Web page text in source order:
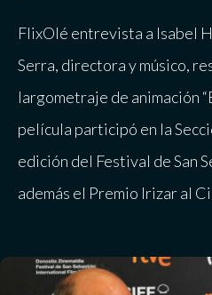
FlixOlé entrevista a Isabel
Serra, directora y músico,
largometraje de animación
película participó en la
edición del Festival de San
además el Premio Irizar al